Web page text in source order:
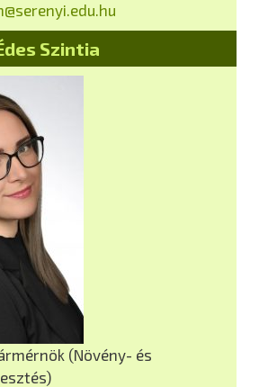
Szintia
(Növény- és